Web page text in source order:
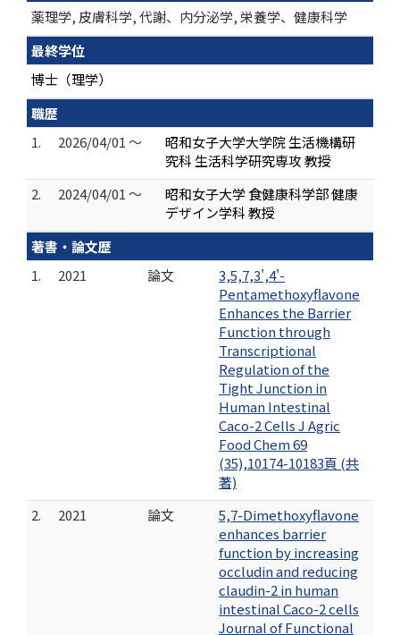
薬理学, 皮膚科学, 代謝、内分泌学, 栄養学、健康科学
最終学位
博士（理学）
職歴
1.
2026/04/01 ～
昭和女子大学大学院 生活機構研
究科 生活科学研究専攻 教授
2.
2024/04/01 ～
昭和女子大学 食健康科学部 健康
デザイン学科 教授
著書・論文歴
1.
2021 論文
3,5,7,3',4'-
Pentamethoxyflavone
Enhances the Barrier
Function through
Transcriptional
Regulation of the
Tight Junction in
Human Intestinal
Caco-2 Cells J Agric
Food Chem 69
(35),10174-10183頁 (共
著)
2.
2021 論文
5,7-Dimethoxyflavone
enhances barrier
function by increasing
occludin and reducing
claudin-2 in human
intestinal Caco-2 cells
Journal of Functional